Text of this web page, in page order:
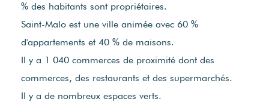
% des habitants sont propriétaires.
Saint-Malo est une ville animée avec 60 %
d'appartements et 40 % de maisons.
Il y a 1 040 commerces de proximité dont des
commerces, des restaurants et des supermarchés.
Il y a de nombreux espaces verts.